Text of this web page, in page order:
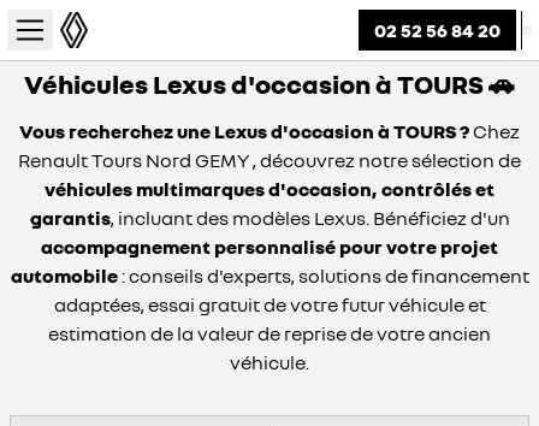
02 52 56 84 20
Véhicules Lexus d'occasion à TOURS 🚗
Vous recherchez une Lexus d'occasion à TOURS ?Chez
Renault Tours Nord GEMY , découvrez notre sélection de
véhicules multimarques d'occasion, contrôlés et
garantis, incluant des modèles Lexus. Bénéficiez d'un
accompagnement personnalisé pour votre projet
automobile: conseils d'experts, solutions de financement
adaptées, essai gratuit de votre futur véhicule et
estimation de la valeur de reprise de votre ancien
véhicule.